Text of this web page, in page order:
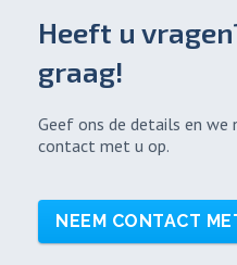
Heeft u
graag!
Geef ons de details en we
contact met u op.
NEEM CONTACT